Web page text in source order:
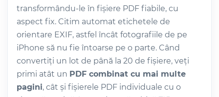
transformându-le în fișiere PDF fiabile, cu
aspect fix. Citim automat etichetele de
orientare EXIF, astfel încât fotografiile de pe
iPhone să nu fie întoarse pe o parte. Când
convertiți un lot de până la 20 de fișiere, veți
primi atât un PDF combinat cu mai multe
pagini, cât și fișierele PDF individuale cu o